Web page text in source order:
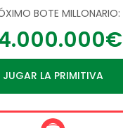
BOTE MILLONARIO:
JUGAR LA PRIMITIVA